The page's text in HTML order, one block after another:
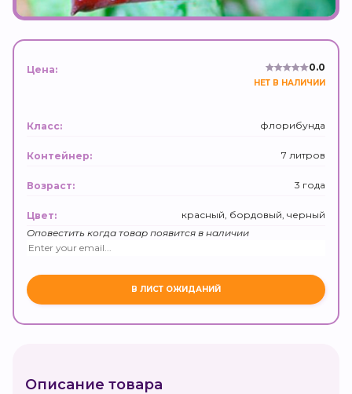
Цена: 0.0
НЕТ В НАЛИЧИИ
Класс: флорибунда
Контейнер: 7 литров
Возраст: 3 года
Цвет:
красный, бордовый, черный
Оповестить когда товар появится в наличии
Описание товара